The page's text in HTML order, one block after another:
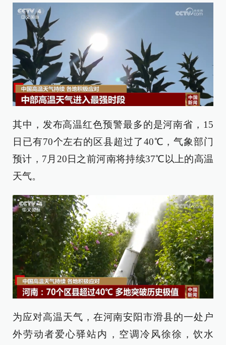
其中，发布高温红色预警最多的是河南省，15
日已有70个左右的区县超过了40℃，气象部门
预计，7月20日之前河南将持续37℃以上的高温
天气。
为应对高温天气，在河南安阳市滑县的一处户
外劳动者爱心驿站内，空调冷风徐徐，饮水